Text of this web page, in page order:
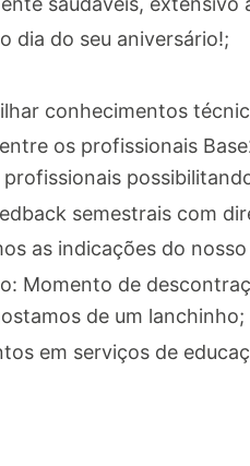
dia do seu aniversário!;
conhecimentos
os profissionais
semestrais com
as indicações do
Momento de
de um lanchinho;
em serviços de